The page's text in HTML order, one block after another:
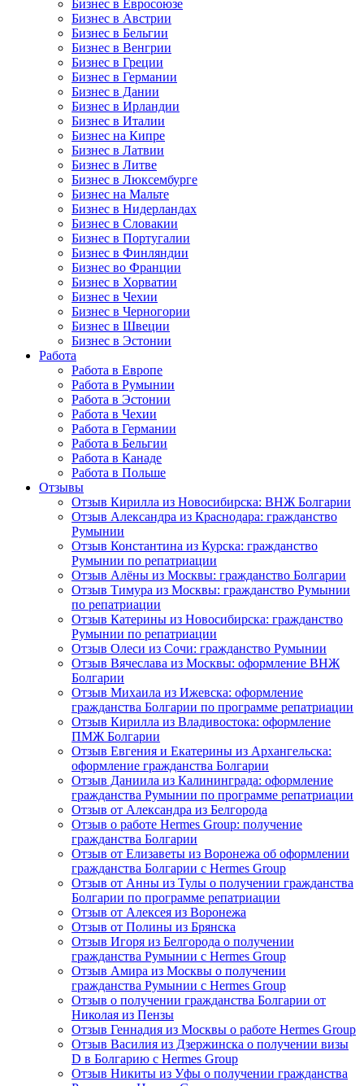
Бизнес в Евросоюзе
Бизнес в Австрии
Бизнес в Бельгии
Бизнес в Венгрии
Бизнес в Греции
Бизнес в Германии
Бизнес в Дании
Бизнес в Ирландии
Бизнес в Италии
Бизнес на Кипре
Бизнес в Латвии
Бизнес в Литве
Бизнес в Люксембурге
Бизнес на Мальте
Бизнес в Нидерландах
Бизнес в Словакии
Бизнес в Португалии
Бизнес в Финляндии
Бизнес во Франции
Бизнес в Хорватии
Бизнес в Чехии
Бизнес в Черногории
Бизнес в Швеции
Бизнес в Эстонии
Работа
Работа в Европе
Работа в Румынии
Работа в Эстонии
Работа в Чехии
Работа в Германии
Работа в Бельгии
Работа в Канаде
Работа в Польше
Отзывы
Отзыв Кирилла из Новосибирска: ВНЖ Болгарии
Отзыв Александра из Краснодара: гражданство
Румынии
Отзыв Константина из Курска: гражданство
Румынии по репатриации
Отзыв Алёны из Москвы: гражданство Болгарии
Отзыв Тимура из Москвы: гражданство Румынии
по репатриации
Отзыв Катерины из Новосибирска: гражданство
Румынии по репатриации
Отзыв Олеси из Сочи: гражданство Румынии
Отзыв Вячеслава из Москвы: оформление ВНЖ
Болгарии
Отзыв Михаила из Ижевска: оформление
гражданства Болгарии по программе репатриации
Отзыв Кирилла из Владивостока: оформление
ПМЖ Болгарии
Отзыв Евгения и Екатерины из Архангельска:
оформление гражданства Болгарии
Отзыв Даниила из Калининграда: оформление
гражданства Румынии по программе репатриации
Отзыв от Александра из Белгорода
Отзыв о работе Hermes Group: получение
гражданства Болгарии
Отзыв от Елизаветы из Воронежа об оформлении
гражданства Болгарии с Hermes Group
Отзыв от Анны из Тулы о получении гражданства
Болгарии по программе репатриации
Отзыв от Алексея из Воронежа
Отзыв от Полины из Брянска
Отзыв Игоря из Белгорода о получении
гражданства Румынии с Hermes Group
Отзыв Амира из Москвы о получении
гражданства Румынии с Hermes Group
Отзыв о получении гражданства Болгарии от
Николая из Пензы
Отзыв Геннадия из Москвы о работе Hermes Group
Отзыв Василия из Дзержинска о получении визы
D в Болгарию с Hermes Group
Отзыв Никиты из Уфы о получении гражданства